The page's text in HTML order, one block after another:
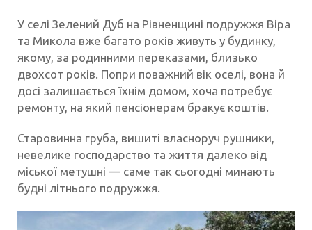
У селі Зелений Дуб на Рівненщині подружжя Віра
та Микола вже багато років живуть у будинку,
якому, за родинними переказами, близько
двохсот років. Попри поважний вік оселі, вона й
досі залишається їхнім домом, хоча потребує
ремонту, на який пенсіонерам бракує коштів.
Старовинна груба, вишиті власноруч рушники,
невелике господарство та життя далеко від
міської метушні — саме так сьогодні минають
будні літнього подружжя.